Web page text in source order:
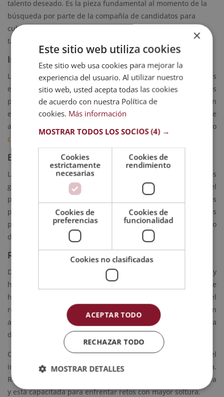
talento deseado. Es la pieza fundamental al momento de la
búsqueda por parte de la compañía de candidatos para
cubrir una vacante. Un reclutamiento es efectivo cuando el
talento se basa en un diseño de employer branding.
Ingreso a la empresa
La incorporación de los nuevos empleados a la compañía es
el proceso que permite que ellos se conviertan en miembros
productivos. Esto quiere decir que debe haber un plan
estratégico para alcanzar las metas y los objetivos a través de
actividades orientadas a mejorar la calidad de habilidades o
competencias de liderazgo
de un trabajador.
Evaluación de 360º y reconocimientos
La evaluación de 360º es una herramienta que ayuda a los
gestores del
talento humano
a calificar el desempeño del
personal. Aunado a esto, deben tener también ciertos
programas de incentivos para reconocer y motivar a las
personas que contribuyen, mediante sus acciones y trabajo
diario, al desarrollo exitoso de la empresa.
Retención de talento humano
Después de definir e identificar los comportamientos y
habilidades que poseen los empleados con éxito, se debe
hacer un esfuerzo sistemático centrado en la retención del
recurso humano competente. Además, se debe fomentar un
ambiente de trabajo acogedor para que haya una cultura alta
de estadía por parte de los empleados.
Como podrás ver, eltalento humanodesempeña un papel
importante en la empresa y aumenta el valor de la misma.
Realmente, una organización con talento es más competitiva
y está capacitada para enfrentar retos con mayor soltura.
×
Este sitio web utiliza cookies
Este sitio web usa cookies para mejorar la
experiencia del usuario. Al utilizar nuestro
sitio web, usted acepta todas las cookies
de acuerdo con nuestra Política de
cookies. Más información
MOSTRAR TODOS LOS SOCIOS(4) →
Cookies
estrictamente
necesarias
Cookies de
rendimiento
Cookies de
preferencias
Cookies de
funcionalidad
Cookies no clasificadas
ACEPTAR TODO
RECHAZAR TODO
MOSTRAR DETALLES